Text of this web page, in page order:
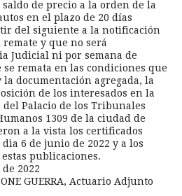
de precio a la orden de la
en el plazo de 20 días
del siguiente a la notificación
y que no será
Judicial ni por semana de
remata en las condiciones que
documentación agregada, la
de los interesados en la
del Palacio de los Tribunales
1309 de la ciudad de
a la vista los certificados
6 de junio de 2022 y a los
publicaciones.
2022
GUERRA, Actuario Adjunto